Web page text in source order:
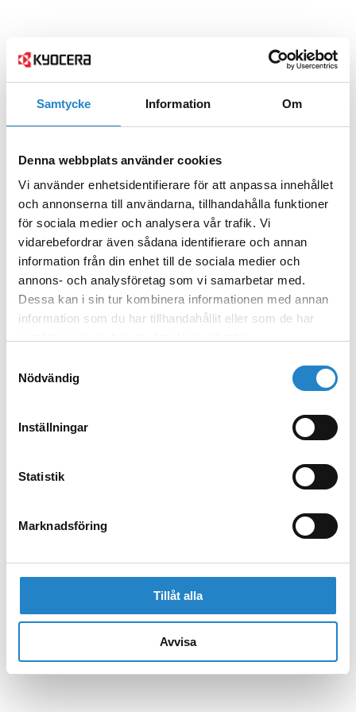
Samtycke Information Om
Denna webbplats använder cookies
Vi använder enhetsidentifierare för att anpassa innehållet
och annonserna till användarna, tillhandahålla funktioner
för sociala medier och analysera vår trafik. Vi
vidarebefordrar även sådana identifierare och annan
information från din enhet till de sociala medier och
annons- och analysföretag som vi samarbetar med.
Dessa kan i sin tur kombinera informationen med annan
information som du har tillhandahållit eller som de har
Nödvändig
Inställningar
Statistik
Marknadsföring
Tillåt alla
Avvisa